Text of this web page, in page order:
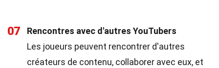
07
Rencontres avec d'autres YouTubers
Les joueurs peuvent rencontrer d'autres
créateurs de contenu, collaborer avec eux, et